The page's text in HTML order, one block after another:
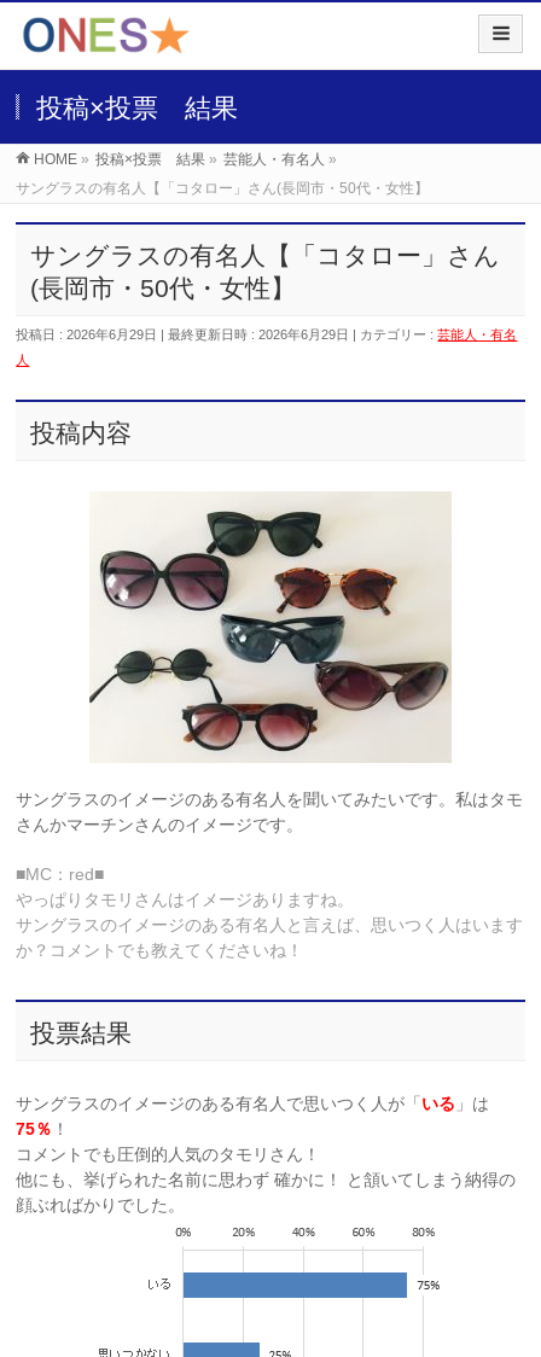
投稿×投票 結果
HOME » 投稿×投票 結果 » 芸能人・有名人 »
サングラスの有名人【「コタロー」さん(長岡市・50代・女性】
サングラスの有名人【「コタロー」さん
(長岡市・50代・女性】
投稿日 : 2026年6月29日 最終更新日時 : 2026年6月29日 カテゴリー :芸能人・有名
人
投稿内容
サングラスのイメージのある有名人を聞いてみたいです。私はタモ
さんかマーチンさんのイメージです。
■MC：red■
やっぱりタモリさんはイメージありますね。
サングラスのイメージのある有名人と言えば、思いつく人はいます
か？コメントでも教えてくださいね！
投票結果
サングラスのイメージのある有名人で思いつく人が「 いる 」は
75％ ！
コメントでも圧倒的人気のタモリさん！
他にも、挙げられた名前に思わず 確かに！ と頷いてしまう納得の
顔ぶればかりでした。